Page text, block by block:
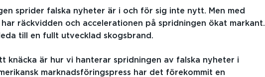
sprider falska nyheter är i och för sig inte nytt. Men med
räckvidden och accelerationen på spridningen ökat markant.
till en fullt utvecklad skogsbrand.
knäcka är hur vi hanterar spridningen av falska nyheter i
marknadsföringspress har det förekommit en